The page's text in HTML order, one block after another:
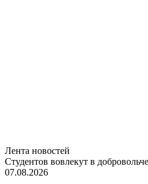
Лента новостей
Студентов вовлекут в
07.08.2026